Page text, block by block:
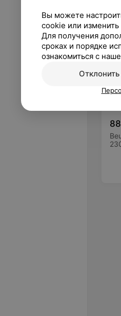
Вы можете
cookie или изменить
Для получения
сроках и порядке
ознакомиться с
Отклонить